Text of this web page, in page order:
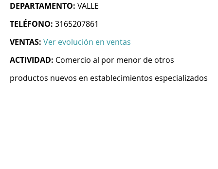
DEPARTAMENTO: VALLE
TELÉFONO: 3165207861
VENTAS: Ver evolución en ventas
ACTIVIDAD: Comercio al por menor de otros
productos nuevos en establecimientos especializados